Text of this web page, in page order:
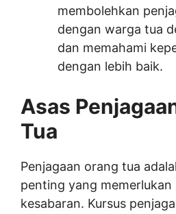
membolehkan
dengan warga tua
dan memahami
dengan lebih baik.
Asas
Tua
Penjagaan orang tua
penting yang
kesabaran. Kursus